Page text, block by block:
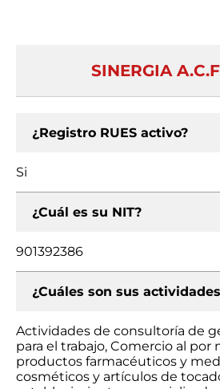
SINERGIA
¿Registro RUES activo?
Si
¿Cuál es su NIT?
901392386
¿Cuáles son sus
Actividades de consultoría de
para el trabajo, Comercio al por
productos farmacéuticos y
cosméticos y artículos de